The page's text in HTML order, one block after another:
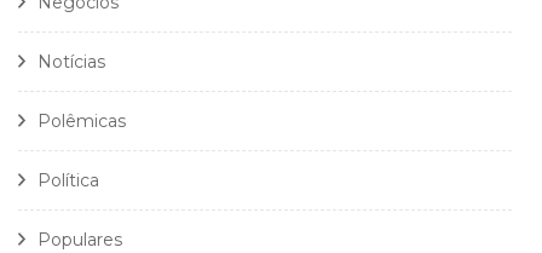
Notícias
Polêmicas
Política
Populares